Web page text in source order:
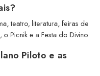
teatro, literatura, feiras de
Picnik e a Festa do Divino.
Piloto e as